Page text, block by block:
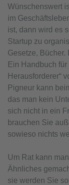
Wünschenswert
im
ist, dann wird es
Startup zu
Gesetze, Bücher.
Ein Handbuch
Herausforderer“
Pigneur kann
das man kein
sich nicht in ein
brauchen Sie
sowieso nichts
Um Rat kann
Ähnliches
sie werden Sie